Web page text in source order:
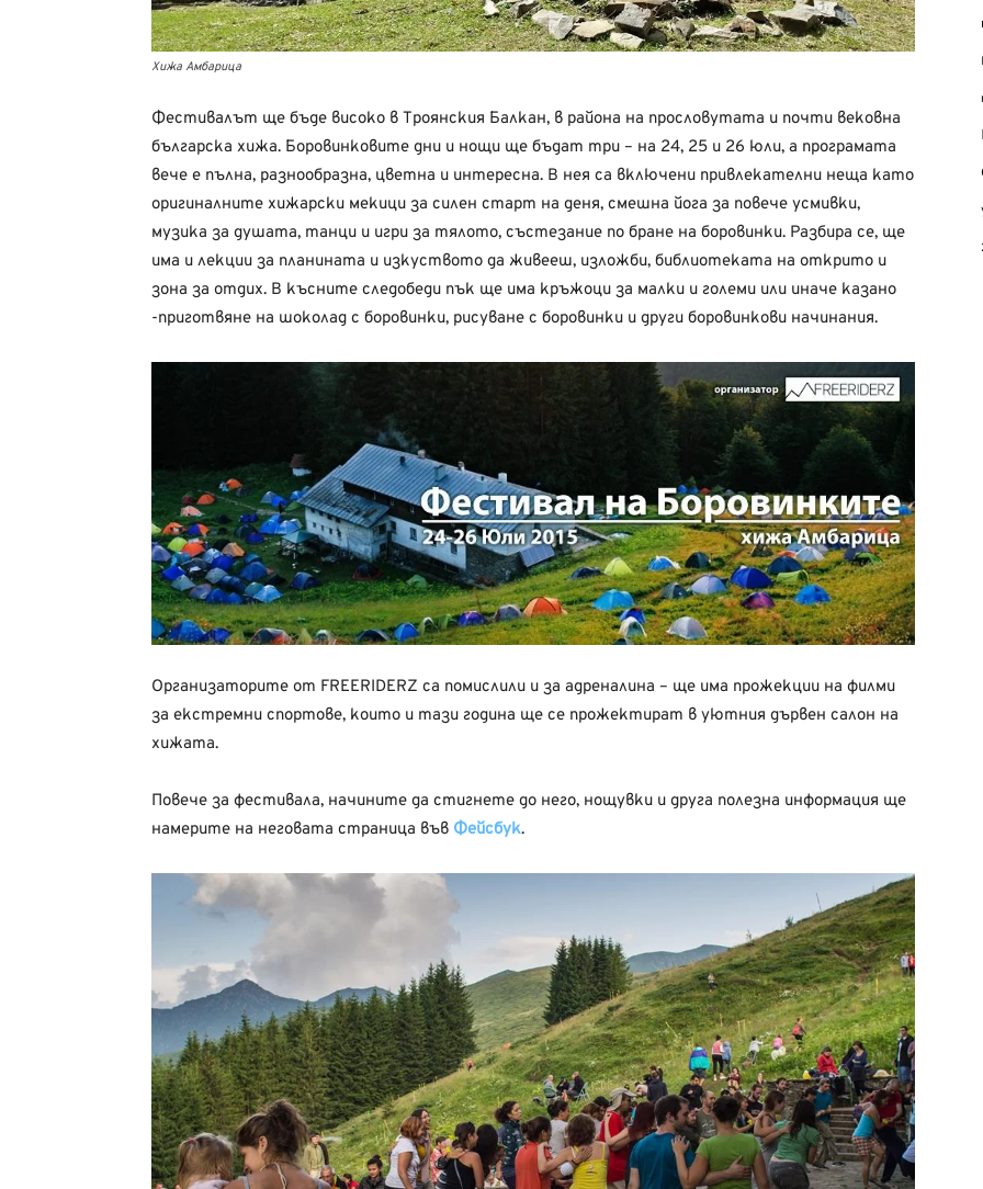
Хижа Амбарица
Фестивалът ще бъде високо в Троянския Балкан, в района на прословутата и почти вековна
българска хижа. Боровинковите дни и нощи ще бъдат три – на 24, 25 и 26 юли, а програмата
вече е пълна, разнообразна, цветна и интересна. В нея са включени привлекателни неща като
оригиналните хижарски мекици за силен старт на деня, смешна йога за повече усмивки,
музика за душата, танци и игри за тялото, състезание по бране на боровинки. Разбира се, ще
има и лекции за планината и изкуството да живееш, изложби, библиотеката на открито и
зона за отдих. В късните следобеди пък ще има кръжоци за малки и големи или иначе казано
-приготвяне на шоколад с боровинки, рисуване с боровинки и други боровинкови начинания.
Организаторите от FREERIDERZ са помислили и за адреналина – ще има прожекции на филми
за екстремни спортове, които и тази година ще се прожектират в уютния дървен салон на
хижата.
Повече за фестивала, начините да стигнете до него, нощувки и друга полезна информация ще
намерите на неговата страница във Фейсбук.